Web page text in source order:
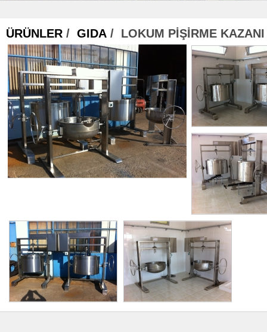
ÜRÜNLER / GIDA / LOKUM PİŞİRME KAZANI